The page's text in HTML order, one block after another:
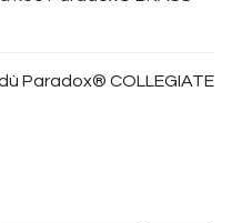
Paradox® COLLEGIATE